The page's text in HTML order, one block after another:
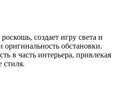
создает игру света и
оригинальность обстановки.
в часть интерьера, привлекая
стиля.